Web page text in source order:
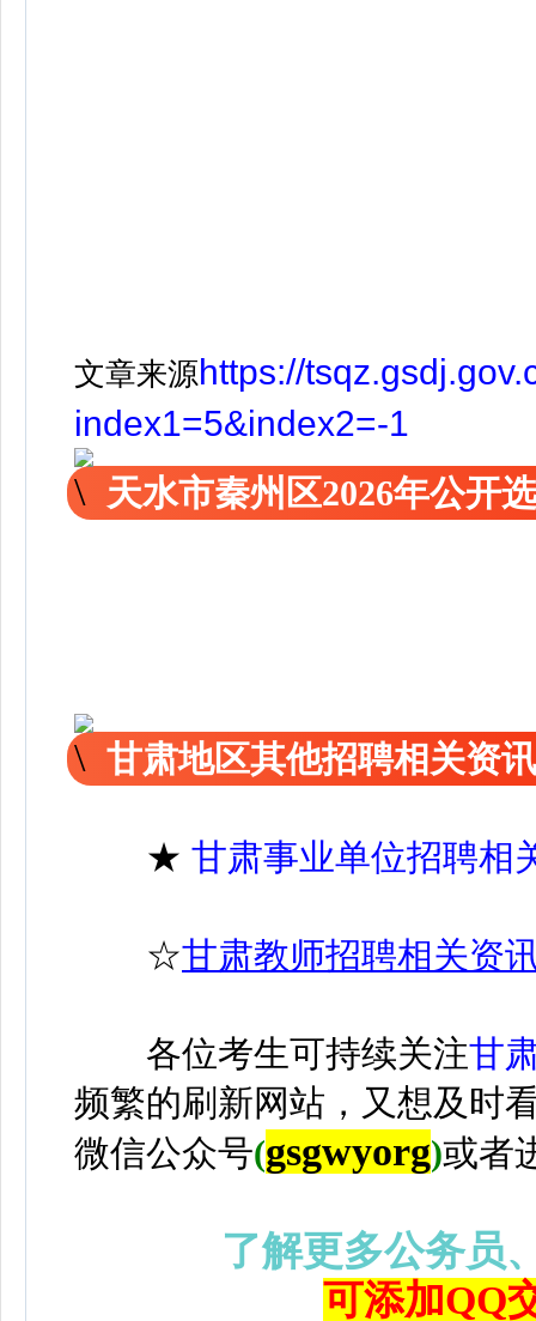
文章来源https://
index1=5&index2=-1
天水市秦州区2026年公开
甘肃地区其他招聘相关资
★ 甘肃事业单位招聘相
☆甘肃教师招聘相关资
各位考生可持续关注甘
频繁的刷新网站，又想及时
微信公众号(gsgwyorg)或者
了解更多公务员
可添加QQ